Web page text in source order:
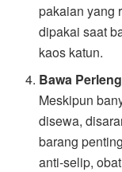
pakaian yang
dipakai saat
kaos katun.
Bawa
Meskipun
disewa,
barang
anti-selip,